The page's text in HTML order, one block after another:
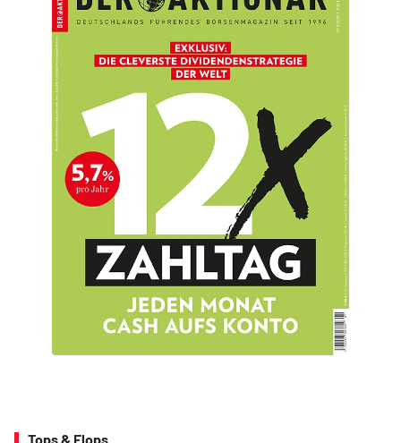
Tops & Flops